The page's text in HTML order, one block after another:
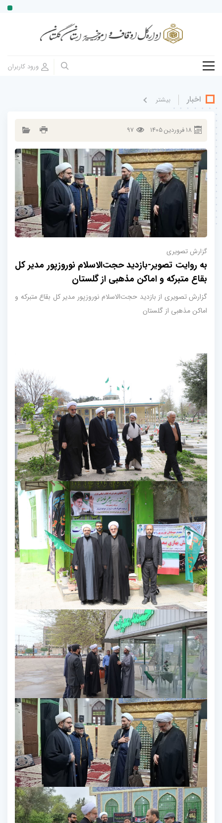
اخبار بيشتر
18فروردين1405
97
گزارش تصویری
به روایت تصویر-بازدید حجت‌الاسلام نوروزپور مدیر کل
بقاع متبرکه و اماکن مذهبی از گلستان
گزارش تصویری از بازدید حجت‌الاسلام نوروزپور مدیر کل بقاع متبرکه و
اماکن مذهبی از گلستان